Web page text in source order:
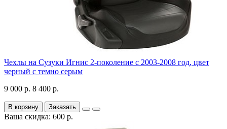
Чехлы на Сузуки Игнис 2-поколение с 2003-2008 год, цвет
черный с темно серым
9 000 р. 8 400 р.
В корзину Заказать
Ваша скидка: 600 р.